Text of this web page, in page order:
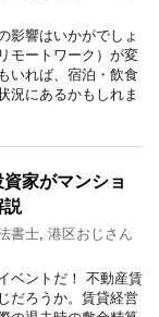
影響はいかがでしょ
モートワーク）が変
いれば、宿泊・飲食
況にあるかもしれま
家がマンショ
説
書士 港区おじさん
ベントだ！ 不動産賃
だろうか。賃貸経営